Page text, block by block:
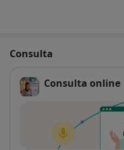
Consulta
Consulta online